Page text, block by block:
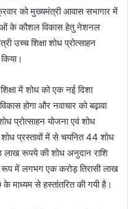
को मुख्यमंत्री आवास सभागार में
के कौशल विकास हेतु नेशनल
उच्च शिक्षा शोध प्रोत्साहन
में शोध को एक नई दिशा
होगा और नवाचार को बढ़ावा
प्रोत्साहन योजना एवं शोध
प्रस्तावों में से चयनित 44 शोध
लाख रूपये की शोध अनुदान राशि
में लगभग एक करोड़ तिरासी लाख
माध्यम से हस्तांतरित की गयी है।